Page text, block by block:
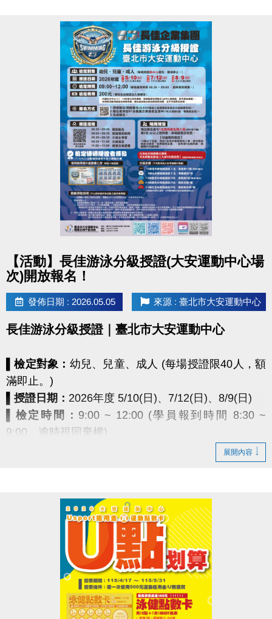
滿為止(每人限報名一個梯次)。
▪︎ 點我進入報名網址(開啟新視窗) ▪︎
▌報名資格：5足歲～12歲兒童，無不適合激烈運動之
疾病及狀態，亦了解該活動所需承受之運動風險者(須
由家長陪同)。
▌活動地點：臺北市大安運動中心(臺北市大安區辛亥
路三段55號)
▌活動簡介：於各組別報到時間內簽到領取「闖關任務
卡」，依任務卡指示至場館各處完成運動關卡與解謎
任務，即可獲得闖關點數，並於指定時間內至兌換處
換取完賽禮。( 射箭、方塊格子、桌球、體能考驗...等
▼注意事項▼
※敬請依報名梯次時間準時出席， #未依報到時間完成
報到者，將 #視同放棄！為確保活動品質，切勿自行
更改梯次前來！
亦無法兌換完賽禮。
※請確認好是否能出席活動再進行報名！報名後如須臨
時取消請於5/20前主動聯繫中心，如報名卻無故不到
場者，將列入觀察名單，日後中心免費活動將取消其
報名資格。
※詳細活動內容請至報名網頁查看，且本中心保留此活
【活動】長佳游泳分級授證(大安運動中心場
次)開放報名！
發佈日期 : 2026.05.05 來源 : 臺北市大安運動中心
長佳游泳分級授證｜臺北市大安運動中心
▌檢定對象： 幼兒、兒童、成人 (每場授證限40人，額
滿即止。)
▌授證日期： 2026年度 5/10(日)、7/12(日)、8/9(日)
▌檢定時間： 9:00 ~ 12:00 (學員報到時間 8:30 ~
9:00，逾時視同棄權)
200元 (費用包含製證及入場費用)
▪︎ 本授證活動須提前安排與準備，報名後如無法參加
則視同放棄，且不予退費及改期。
▌報名流程：
1.報名方式｜現場報名 或 網路報名
2.報名者須至泳櫃繳交學員檢定資料(1吋大頭照2張、
展開內容